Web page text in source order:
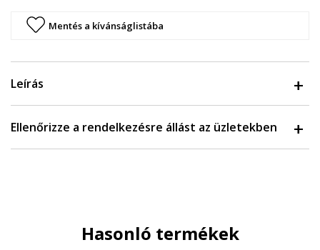
Mentés a kívánságlistába
Leírás
Ellenőrizze a rendelkezésre állást az üzletekben
Hasonló termékek